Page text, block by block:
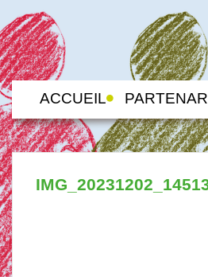
ACCUEIL